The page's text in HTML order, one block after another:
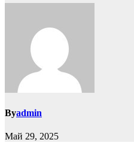
Byadmin
Май 29, 2025